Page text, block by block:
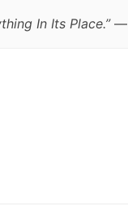
In Its Place.”—